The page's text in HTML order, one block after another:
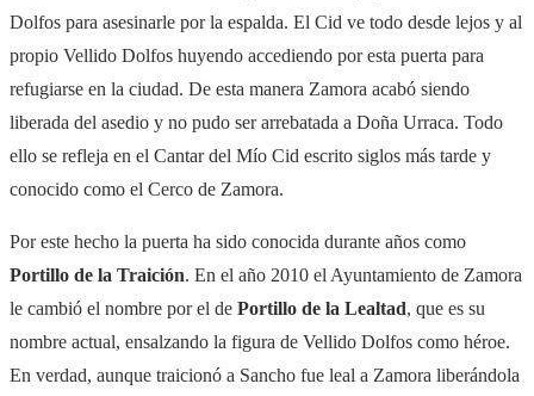
Dolfos para asesinarle por la espalda. El Cid ve todo desde lejos y al
propio Vellido Dolfos huyendo accediendo por esta puerta para
refugiarse en la ciudad. De esta manera Zamora acabó siendo
liberada del asedio y no pudo ser arrebatada a Doña Urraca. Todo
ello se refleja en el Cantar del Mío Cid escrito siglos más tarde y
conocido como el Cerco de Zamora.
Por este hecho la puerta ha sido conocida durante años como
Portillo de la Traición. En el año 2010 el Ayuntamiento de Zamora
le cambió el nombre por el de Portillo de la Lealtad, que es su
nombre actual, ensalzando la figura de Vellido Dolfos como héroe.
En verdad, aunque traicionó a Sancho fue leal a Zamora liberándola